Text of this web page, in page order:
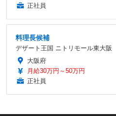
正社員
料理長候補
デザート王国 ニトリモール東大阪
大阪府
月給30万円～50万円
正社員